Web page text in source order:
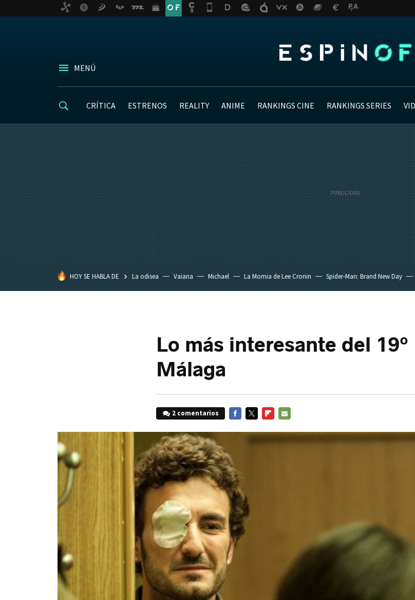
MENÚ
CRÍTICA ESTRENOS REALITY ANIME RANKINGS CINE RANKINGS SERIES
HOY SE HABLA DE La odisea Vaiana Michael La Momia de Lee Cronin Spider-Man: Brand New Day
Lo más interesante del
Málaga
2 comentarios
MAIL